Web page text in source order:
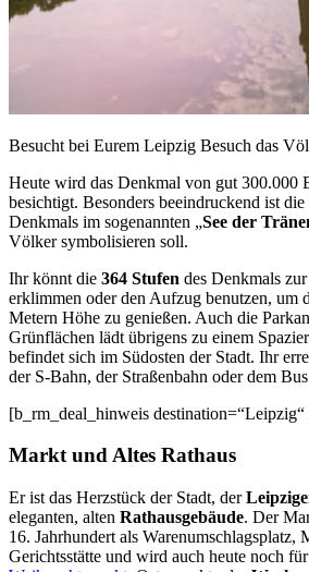
Besucht bei Eurem Leipzig Besuch das
Heute wird das Denkmal von gut 300.000
besichtigt. Besonders beeindruckend ist die
Denkmals im sogenannten „See der
Völker symbolisieren soll.
Ihr könnt die 364 Stufen des Denkmals
erklimmen oder den Aufzug benutzen, um
Metern Höhe zu genießen. Auch die
Grünflächen lädt übrigens zu einem
befindet sich im Südosten der Stadt. Ihr
der S-Bahn, der Straßenbahn oder dem
[b_rm_deal_hinweis
Markt und Altes Rathaus
Er ist das Herzstück der Stadt, der
eleganten, alten Rathausgebäude. Der
16. Jahrhundert als Warenumschlagsplatz,
Gerichtsstätte und wird auch heute noch